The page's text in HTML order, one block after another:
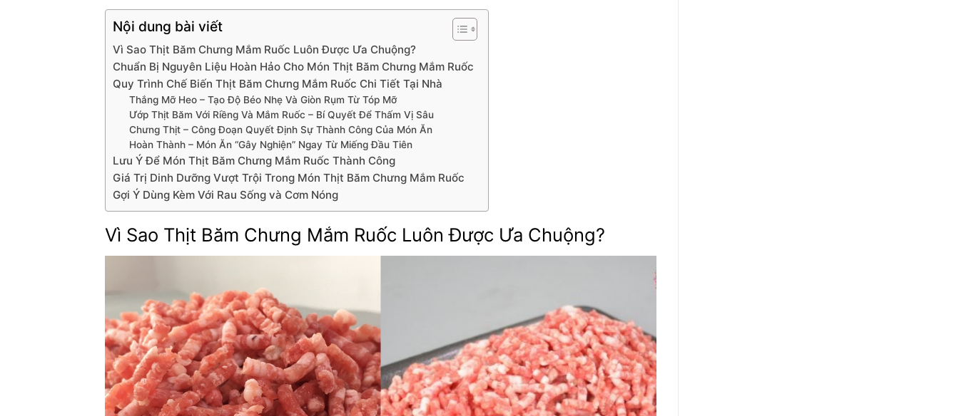
Nội dung bài viết
Vì Sao Thịt Băm Chưng Mắm Ruốc Luôn Được Ưa Chuộng?
Chuẩn Bị Nguyên Liệu Hoàn Hảo Cho Món Thịt Băm Chưng Mắm Ruốc
Quy Trình Chế Biến Thịt Băm Chưng Mắm Ruốc Chi Tiết Tại Nhà
Thắng Mỡ Heo – Tạo Độ Béo Nhẹ Và Giòn Rụm Từ Tóp Mỡ
Ướp Thịt Băm Với Riềng Và Mắm Ruốc – Bí Quyết Để Thấm Vị Sâu
Chưng Thịt – Công Đoạn Quyết Định Sự Thành Công Của Món Ăn
Hoàn Thành – Món Ăn “Gây Nghiện” Ngay Từ Miếng Đầu Tiên
Lưu Ý Để Món Thịt Băm Chưng Mắm Ruốc Thành Công
Giá Trị Dinh Dưỡng Vượt Trội Trong Món Thịt Băm Chưng Mắm Ruốc
Gợi Ý Dùng Kèm Với Rau Sống và Cơm Nóng
Vì Sao Thịt Băm Chưng Mắm Ruốc Luôn Được Ưa Chuộng?